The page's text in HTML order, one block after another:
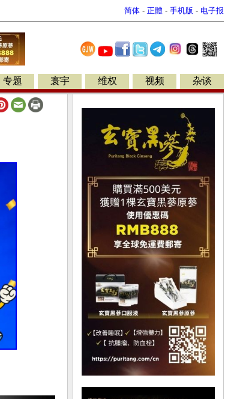
简体 - 正體 - 手机版 - 电子报
专题 寰宇 维权 视频 杂谈